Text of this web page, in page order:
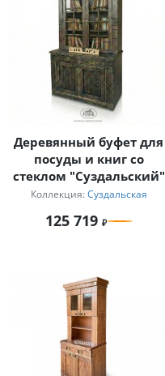
Деревянный буфет для
посуды и книг со
стеклом "Суздальский"
Коллекция: Суздальская
125 719